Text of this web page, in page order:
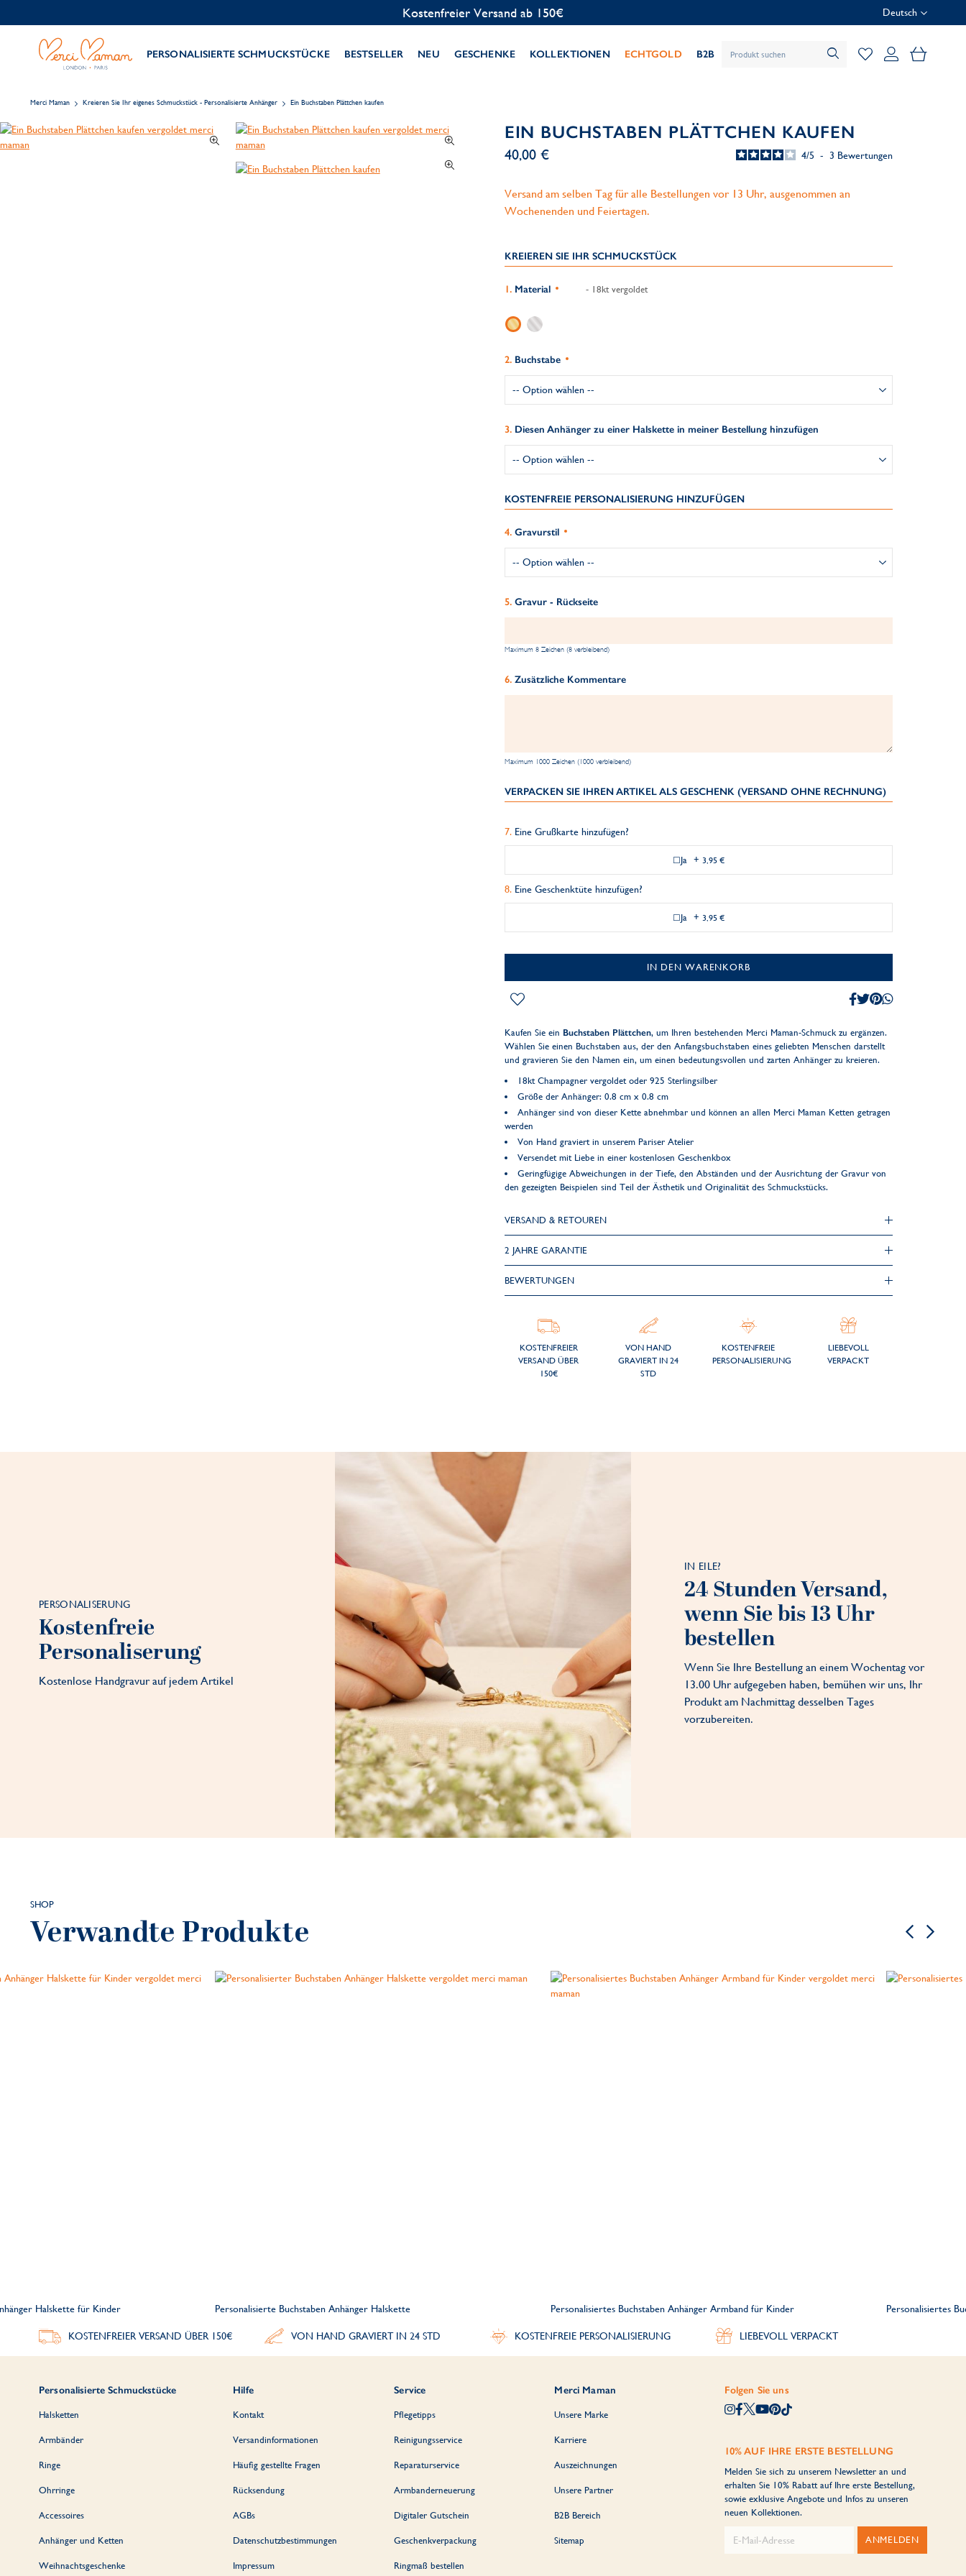
Kostenlose Personalisierung Deutsch
PERSONALISIERTE SCHMUCKSTÜCKE BESTSELLER NEU GESCHENKE KOLLEKTIONEN ECHTGOLD B2B Mein
Merci Maman Kreieren Sie Ihr eigenes Schmuckstück - Personalisierte Anhänger Ein Buchstaben Plättchen kaufen
EIN BUCHSTABEN PLÄTTCHEN KAUFEN
4/5 - 3 Bewertungen
40,00 €
Versand am selben Tag für alle Bestellungen vor 13 Uhr, ausgenommen an
Wochenenden und Feiertagen.
KREIEREN SIE IHR SCHMUCKSTÜCK
Material - 18kt vergoldet
Buchstabe
Diesen Anhänger zu einer Halskette in meiner Bestellung hinzufügen
KOSTENFREIE PERSONALISIERUNG HINZUFÜGEN
Gravurstil
Gravur - Rückseite
Maximum 8 Zeichen (8 verbleibend)
Zusätzliche Kommentare
Maximum 1000 Zeichen (1000 verbleibend)
VERPACKEN SIE IHREN ARTIKEL ALS GESCHENK (VERSAND OHNE RECHNUNG)
Eine Grußkarte hinzufügen?
Ja + 3,95 €
Eine Geschenktüte hinzufügen?
Ja + 3,95 €
IN DEN WARENKORB
Kaufen Sie ein Buchstaben Plättchen, um Ihren bestehenden Merci Maman-Schmuck zu ergänzen.
Wählen Sie einen Buchstaben aus, der den Anfangsbuchstaben eines geliebten Menschen darstellt
und gravieren Sie den Namen ein, um einen bedeutungsvollen und zarten Anhänger zu kreieren.
18kt Champagner vergoldet oder 925 Sterlingsilber
Größe der Anhänger: 0.8 cm x 0.8 cm
Anhänger sind von dieser Kette abnehmbar und können an allen Merci Maman Ketten getragen
werden
Von Hand graviert in unserem Pariser Atelier
Versendet mit Liebe in einer kostenlosen Geschenkbox
Geringfügige Abweichungen in der Tiefe, den Abständen und der Ausrichtung der Gravur von
den gezeigten Beispielen sind Teil der Ästhetik und Originalität des Schmuckstücks.
VERSAND & RETOUREN
2 JAHRE GARANTIE
BEWERTUNGEN
KOSTENFREIER
VERSAND ÜBER
150€
VON HAND
GRAVIERT IN 24
STD
KOSTENFREIE
PERSONALISIERUNG
LIEBEVOLL
VERPACKT
PERSONALISERUNG
Kostenfreie
Personaliserung
Kostenlose Handgravur auf jedem Artikel
IN EILE?
24 Stunden Versand,
wenn Sie bis 13 Uhr
bestellen
Wenn Sie Ihre Bestellung an einem Wochentag vor
13.00 Uhr aufgegeben haben, bemühen wir uns, Ihr
Produkt am Nachmittag desselben Tages
vorzubereiten.
SHOP
Verwandte Produkte
Halskette für Kinder Personalisierte Buchstaben Anhänger Halskette Personalisiertes Buchstaben Anhänger Armband für Kinder Personalisiertes
KOSTENFREIER VERSAND ÜBER 150€ VON HAND GRAVIERT IN 24 STD KOSTENFREIE PERSONALISIERUNG LIEBEVOLL VERPACKT
Personalisierte Schmuckstücke
Halsketten
Armbänder
Ringe
Ohrringe
Accessoires
Anhänger und Ketten
Weihnachtsgeschenke
Hilfe
Kontakt
Versandinformationen
Häufig gestellte Fragen
Rücksendung
AGBs
Datenschutzbestimmungen
Impressum
Service
Pflegetipps
Reinigungsservice
Reparaturservice
Armbanderneuerung
Digitaler Gutschein
Geschenkverpackung
Ringmaß bestellen
Merci Maman
Unsere Marke
Karriere
Auszeichnungen
Unsere Partner
B2B Bereich
Sitemap
Folgen Sie uns
10% AUF IHRE ERSTE BESTELLUNG
Melden Sie sich zu unserem Newsletter an und
erhalten Sie 10% Rabatt auf Ihre erste Bestellung,
sowie exklusive Angebote und Infos zu unseren
neuen Kollektionen.
ANMELDEN